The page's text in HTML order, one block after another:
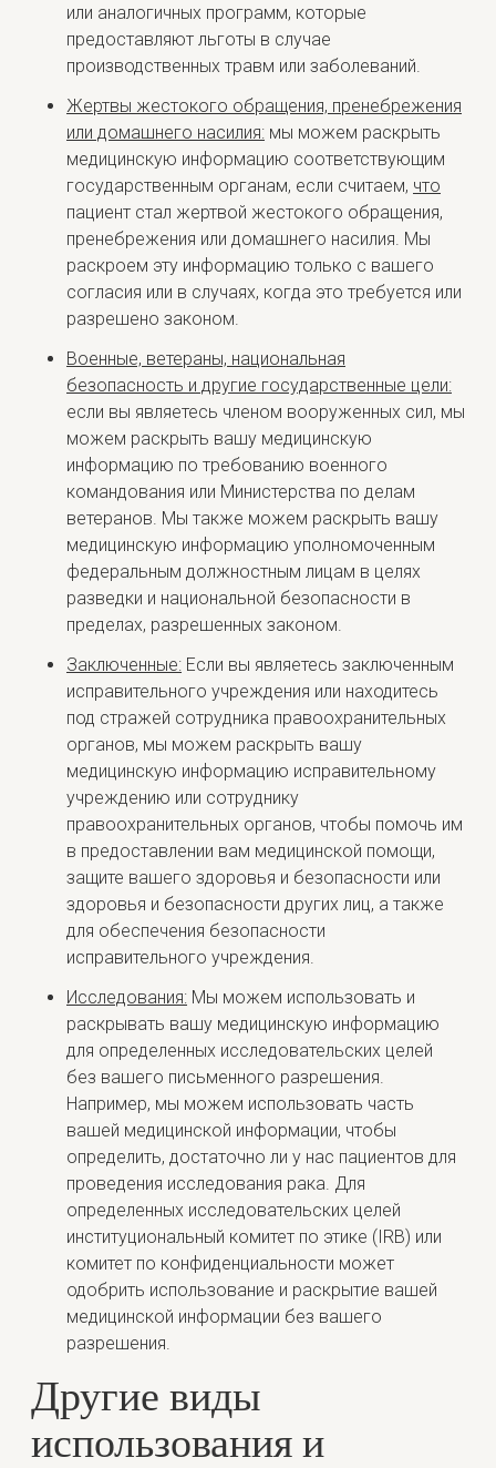
или аналогичных программ, которые
предоставляют льготы в случае
производственных травм или заболеваний.
Жертвы жестокого обращения, пренебрежения
или домашнего насилия: мы можем раскрыть
медицинскую информацию соответствующим
государственным органам, если считаем, что
пациент стал жертвой жестокого обращения,
пренебрежения или домашнего насилия. Мы
раскроем эту информацию только с вашего
согласия или в случаях, когда это требуется или
разрешено законом.
Военные, ветераны, национальная
безопасность и другие государственные цели:
если вы являетесь членом вооруженных сил, мы
можем раскрыть вашу медицинскую
информацию по требованию военного
командования или Министерства по делам
ветеранов. Мы также можем раскрыть вашу
медицинскую информацию уполномоченным
федеральным должностным лицам в целях
разведки и национальной безопасности в
пределах, разрешенных законом.
Заключенные: Если вы являетесь заключенным
исправительного учреждения или находитесь
под стражей сотрудника правоохранительных
органов, мы можем раскрыть вашу
медицинскую информацию исправительному
учреждению или сотруднику
правоохранительных органов, чтобы помочь им
в предоставлении вам медицинской помощи,
защите вашего здоровья и безопасности или
здоровья и безопасности других лиц, а также
для обеспечения безопасности
исправительного учреждения.
Исследования: Мы можем использовать и
раскрывать вашу медицинскую информацию
для определенных исследовательских целей
без вашего письменного разрешения.
Например, мы можем использовать часть
вашей медицинской информации, чтобы
определить, достаточно ли у нас пациентов для
проведения исследования рака. Для
определенных исследовательских целей
институциональный комитет по этике (IRB) или
комитет по конфиденциальности может
одобрить использование и раскрытие вашей
медицинской информации без вашего
разрешения.
Другие виды
использования и